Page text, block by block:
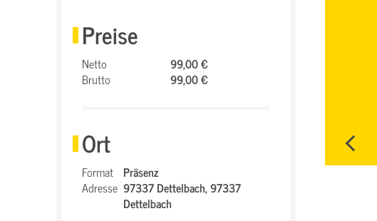
Preise
Netto
99,00 €
Brutto
99,00 €
Ort
Format Präsenz
Adresse 97337 Dettelbach,97337
Dettelbach